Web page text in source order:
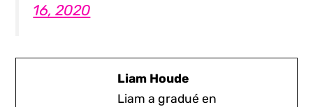
16, 2020
Liam Houde
Liam a gradué en